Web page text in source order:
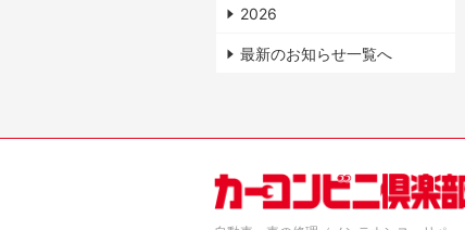
2026
最新のお知らせ一覧へ